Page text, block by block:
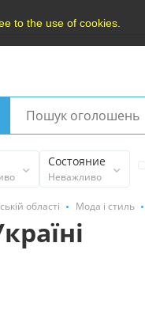
to the use of cookies.
Состояние
Неважливо
області Мода і стиль